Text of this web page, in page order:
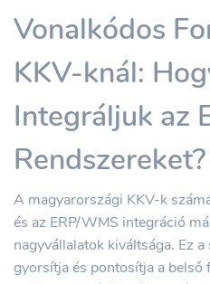
Vonalkódos
KKV-knál:
Integráljuk az
Rendszereket?
A magyarországi KKV-k
és az ERP/WMS integráció
nagyvállalatok kiváltsága. Ez
gyorsítja és pontosítja a